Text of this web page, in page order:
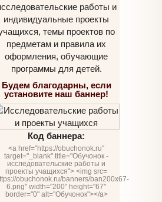
работы и
индивидуальные проекты
темы проектов по
предметам и правила их
оформления, обучающие
программы для детей.
Будем благодарны, если
установите наш баннер!
Код баннера:
<a href="https://obuchonok.ru"
target="_blank" title="Обучонок -
исследовательские работы и
проекты учащихся"> <img src=
obuchonok.ru/banners/ban200x67-
6.png" width="200" height="67"
border="0" alt="Обучонок"></a>